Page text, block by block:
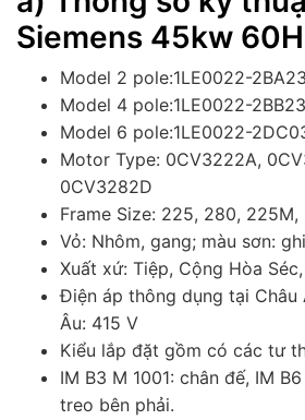
Siemens 45kw
Model 2 pole:1LE0022-
Model 4 pole:1LE0022-
Model 6 pole:1LE0022-
Motor Type: 0CV3222A,
0CV3282D
Frame Size: 225, 280,
Vỏ: Nhôm, gang; màu sơn:
Xuất xứ: Tiệp, Cộng Hòa
Điện áp thông dụng tại Châu
Âu: 415 V
Kiểu lắp đặt gồm có các tư
IM B3 M 1001: chân đế, IM
treo bên phải.